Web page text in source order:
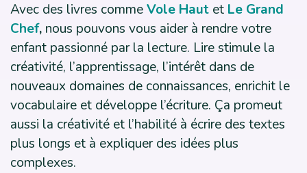
Avec des livres commeVole Haut et Le Grand
Chef, nous pouvons vous aider à rendre votre
enfant passionné par la lecture. Lire stimule la
créativité, l’apprentissage, l’intérêt dans de
nouveaux domaines de connaissances, enrichit le
vocabulaire et développe l’écriture. Ça promeut
aussi la créativité et l’habilité à écrire des textes
plus longs et à expliquer des idées plus
complexes.